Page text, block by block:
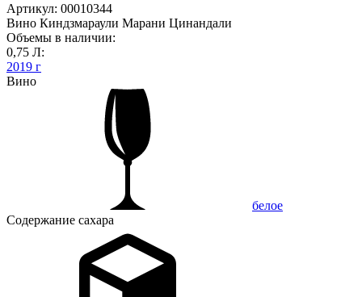
Артикул: 00010344
Вино Киндзмараули Марани Цинандали
Объемы в наличии:
0,75 Л:
2019 г
Вино
белое
Содержание сахара